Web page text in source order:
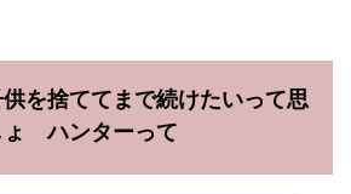
を捨ててまで続けたいって思
ょ ハンターって